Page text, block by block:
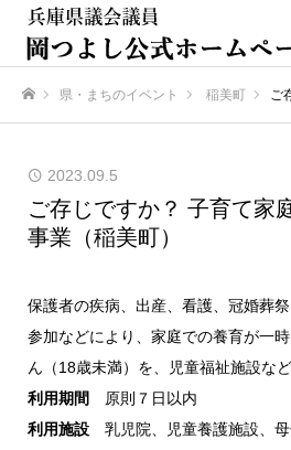
県・まちのイベント 稲美町 ご存
2023.09.5
ご存じですか？ 子育て家
事業（稲美町）
保護者の疾病、出産、看護、冠婚葬
参加などにより、家庭での養育が一
ん（18歳未満）を、児童福祉施設な
利用期間
原則７日以内
利用施設 乳児院、児童養護施設、